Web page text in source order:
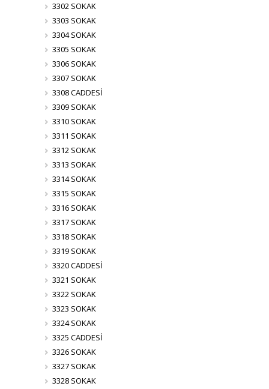
3302 SOKAK
3303 SOKAK
3304 SOKAK
3305 SOKAK
3306 SOKAK
3307 SOKAK
3308 CADDESİ
3309 SOKAK
3310 SOKAK
3311 SOKAK
3312 SOKAK
3313 SOKAK
3314 SOKAK
3315 SOKAK
3316 SOKAK
3317 SOKAK
3318 SOKAK
3319 SOKAK
3320 CADDESİ
3321 SOKAK
3322 SOKAK
3323 SOKAK
3324 SOKAK
3325 CADDESİ
3326 SOKAK
3327 SOKAK
3328 SOKAK